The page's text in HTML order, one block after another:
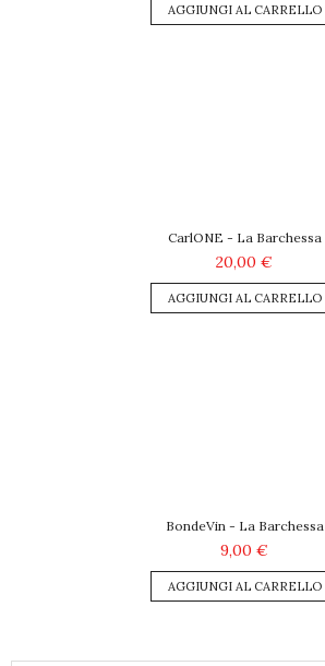
AGGIUNGI AL CARRELLO
CarlONE - La Barchessa
20,00 €
AGGIUNGI AL CARRELLO
BondeVin - La Barchessa
9,00 €
AGGIUNGI AL CARRELLO